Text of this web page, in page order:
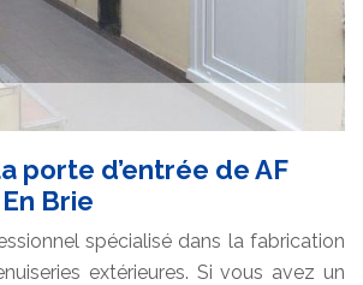
porte d’entrée de AF
Brie
spécialisé dans la fabrication
extérieures. Si vous avez un